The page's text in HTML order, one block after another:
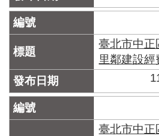
臺北市中正
里鄰建設
臺北市中正